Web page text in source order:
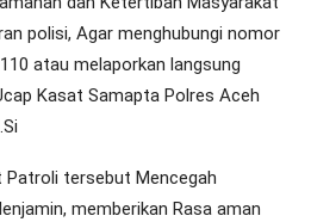
polisi, Agar menghubungi nomor
atau melaporkan langsung
Kasat Samapta Polres Aceh
Patroli tersebut Mencegah
memberikan Rasa aman